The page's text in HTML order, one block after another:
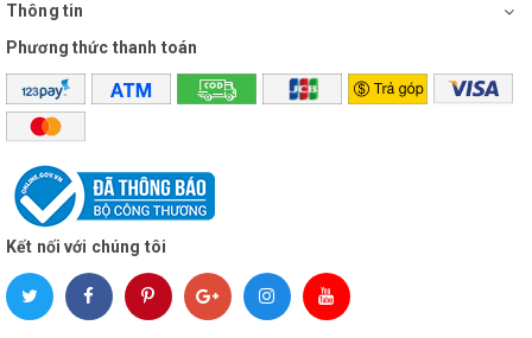
Thông tin
Phương thức thanh toán
Kết nối với chúng tôi